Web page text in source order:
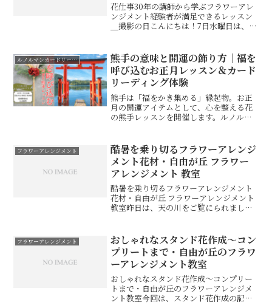
花仕事30年の講師から学ぶフラワーアレ
ンジメント経験者が満足できるレッスン
＿撮影の日こんにちは！7日水曜日は、い
いすると決めたのは4/21それまでは、自
分でコツコツと...
ルノルマンカードリーディング
熊手の意味と開運の飾り方｜福を
呼び込むお正月レッスン＆カード
リーディング体験
熊手は「福をかき集める」縁起物。お正
月の開運アイテムとして、心を整える花
の熊手レッスンを開催します。ルノルマ
別な時間を自由が丘で体験してみません
か。
フラワーアレンジメント
酷暑を乗り切るフラワーアレンジ
メント花材・自由が丘 フラワー
アレンジメント 教室
酷暑を乗り切るフラワーアレンジメント
花材・自由が丘 フラワーアレンジメント
教室昨日は、天の川をご覧にられました
て家事をして、お昼頃にアトリエへ出勤
しようと思ったのです...
フラワーアレンジメント
おしゃれなスタンド花作成〜コン
プリートまで・自由が丘のフラワ
ーアレンジメント教室
おしゃれなスタンド花作成〜コンプリー
トまで・自由が丘のフラワーアレンジメ
ント教室今回は、スタンド花作成の記事